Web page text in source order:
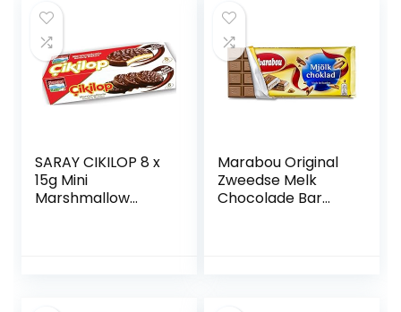
SARAY CIKILOP 8 x
15g Mini
Marshmallow
Marabou Original
Zweedse Melk
Chocolade Bar